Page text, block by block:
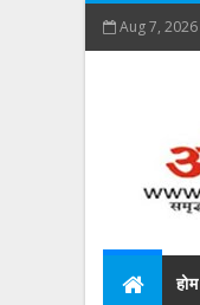
Aug 7, 2026
होम